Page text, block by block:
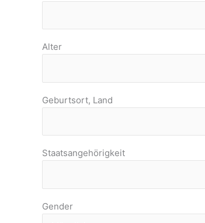
Alter
Geburtsort, Land
Staatsangehörigkeit
Gender